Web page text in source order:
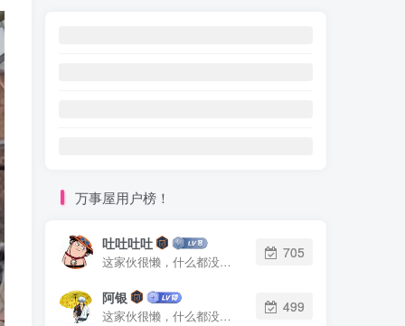
万事屋用户榜！
吐吐吐吐
这家伙很懒，什么都没有写...
705
阿银
这家伙很懒，什么都没有写...
499